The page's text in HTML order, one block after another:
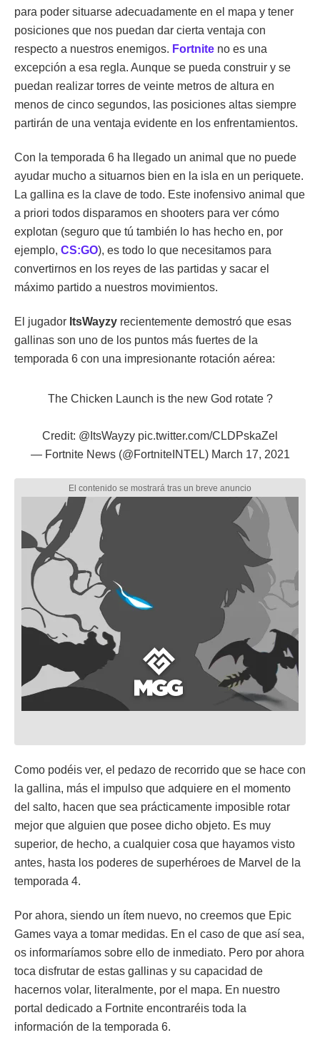
para poder situarse adecuadamente en el mapa y tener
posiciones que nos puedan dar cierta ventaja con
respecto a nuestros enemigos. Fortnite no es una
excepción a esa regla. Aunque se pueda construir y se
puedan realizar torres de veinte metros de altura en
menos de cinco segundos, las posiciones altas siempre
partirán de una ventaja evidente en los enfrentamientos.
Con la temporada 6 ha llegado un animal que no puede
ayudar mucho a situarnos bien en la isla en un periquete.
La gallina es la clave de todo. Este inofensivo animal que
a priori todos disparamos en shooters para ver cómo
explotan (seguro que tú también lo has hecho en, por
ejemplo, CS:GO), es todo lo que necesitamos para
convertirnos en los reyes de las partidas y sacar el
máximo partido a nuestros movimientos.
El jugador ItsWayzy recientemente demostró que esas
gallinas son uno de los puntos más fuertes de la
temporada 6 con una impresionante rotación aérea:
The Chicken Launch is the new God rotate ?
Credit: @ItsWayzy pic.twitter.com/CLDPskaZel
— Fortnite News (@FortniteINTEL) March 17, 2021
Como podéis ver, el pedazo de recorrido que se hace con
la gallina, más el impulso que adquiere en el momento
del salto, hacen que sea prácticamente imposible rotar
mejor que alguien que posee dicho objeto. Es muy
superior, de hecho, a cualquier cosa que hayamos visto
antes, hasta los poderes de superhéroes de Marvel de la
temporada 4.
Por ahora, siendo un ítem nuevo, no creemos que Epic
Games vaya a tomar medidas. En el caso de que así sea,
os informaríamos sobre ello de inmediato. Pero por ahora
toca disfrutar de estas gallinas y su capacidad de
hacernos volar, literalmente, por el mapa. En nuestro
portal dedicado a Fortnite encontraréis toda la
información de la temporada 6.